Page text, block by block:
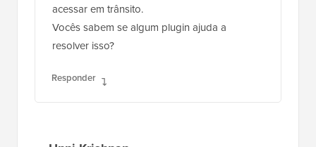
acessar em trânsito.
Vocês sabem se algum plugin ajuda a
resolver isso?
Responder